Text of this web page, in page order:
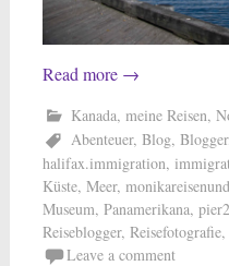
Read more →
Kanada, meine Reisen,
Abenteuer, Blog, Blogger
halifax.immigration,
Küste, Meer,
Museum, Panamerikana,
Reiseblogger, Reisefotografie,
Leave a comment